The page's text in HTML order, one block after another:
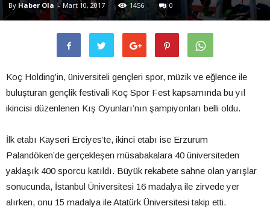
By Haber Ola - Mart 10, 2017 1456 0
Koç Holding’in, üniversiteli gençleri spor, müzik ve eğlence ile
buluşturan gençlik festivali Koç Spor Fest kapsamında bu yıl
ikincisi düzenlenen Kış Oyunları’nın şampiyonları belli oldu.
İlk etabı Kayseri Erciyes’te, ikinci etabı ise Erzurum
Palandöken’de gerçekleşen müsabakalara 40 üniversiteden
yaklaşık 400 sporcu katıldı. Büyük rekabete sahne olan yarışlar
sonucunda, İstanbul Üniversitesi 16 madalya ile zirvede yer
alırken, onu 15 madalya ile Atatürk Üniversitesi takip etti.